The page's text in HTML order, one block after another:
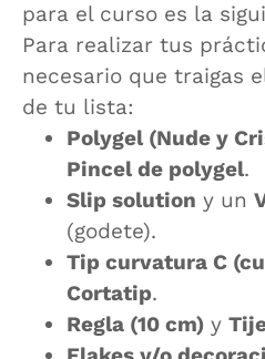
para el curso es la
Para realizar tus
necesario que traigas
de tu lista:
Polygel (Nude y
Pincel de polygel.
Slip solution y un
(godete).
Tip curvatura C
Cortatip.
Regla (10 cm) y